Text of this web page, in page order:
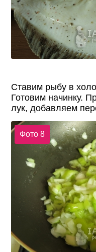
Ставим рыбу в
Готовим начинку.
лук, добавляем
Фото 8